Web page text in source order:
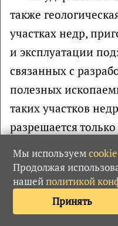
также
участках недр,
и эксплуатации
связанных с
полезных
таких участков
разрешается
государственной
информации.
Государственная
полезных
Мы используем
Продолжая
нашейполитикой
Принять